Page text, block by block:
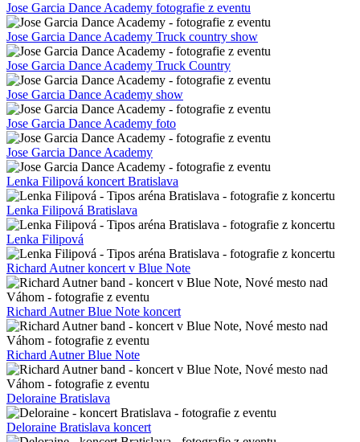
Jose Garcia Dance Academy fotografie z eventu
Jose Garcia Dance Academy Truck country show
Jose Garcia Dance Academy Truck Country
Jose Garcia Dance Academy show
Jose Garcia Dance Academy foto
Jose Garcia Dance Academy
Lenka Filipová koncert Bratislava
Lenka Filipová Bratislava
Lenka Filipová
Richard Autner koncert v Blue Note
Richard Autner Blue Note koncert
Richard Autner Blue Note
Deloraine Bratislava
Deloraine Bratislava koncert